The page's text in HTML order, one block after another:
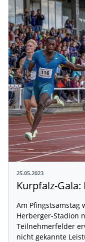
25.05.2023
Am Pfingstsamstag
Herberger-Stadion
Teilnehmerfelder
nicht gekannte